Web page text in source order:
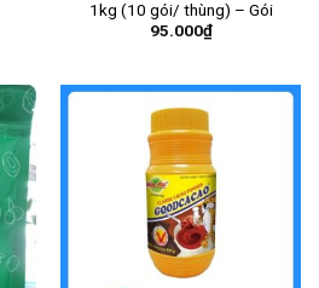
1kg (10 gói/ thùng) – Gói
95.000₫